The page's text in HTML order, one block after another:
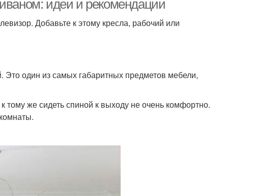
идеи и рекомендации
Добавьте к этому кресла, рабочий или
один из самых габаритных предметов мебели,
тому же сидеть спиной к выходу не очень комфортно.